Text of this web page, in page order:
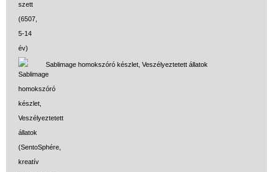
Sablimage homokszóró készlet, Veszélyeztetett állatok